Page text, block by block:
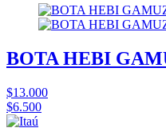
BOTA HEBI
$13.000
$6.500